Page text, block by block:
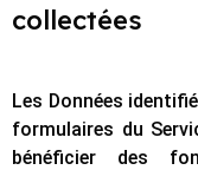
collectées
Les Données
formulaires du
bénéficier des